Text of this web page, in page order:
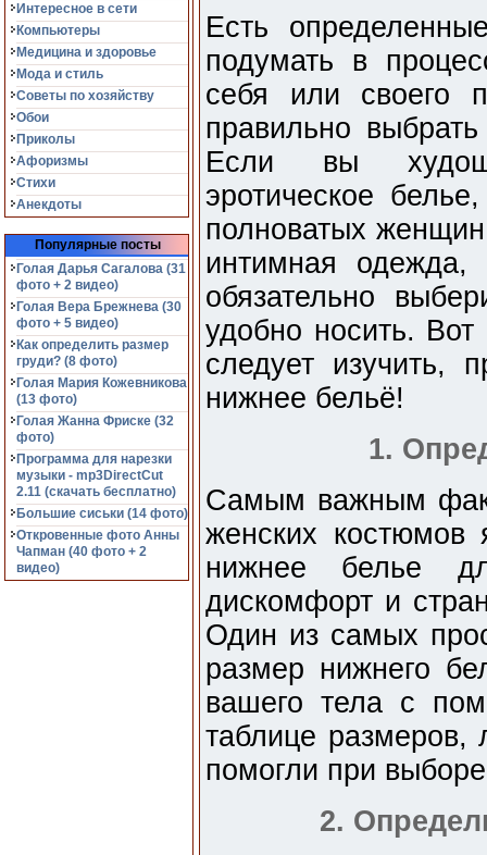
Интересное в сети
Компьютеры
Медицина и здоровье
Мода и стиль
Советы по хозяйству
Обои
Приколы
Афоризмы
Стихи
Анекдоты
Популярные посты
Голая Дарья Сагалова (31
фото + 2 видео)
Голая Вера Брежнева (30
фото + 5 видео)
Как определить размер
груди? (8 фото)
Голая Мария Кожевникова
(13 фото)
Голая Жанна Фриске (32
фото)
Программа для нарезки
музыки - mp3DirectCut
2.11 (cкачать бесплатно)
Большие сиськи (14 фото)
Откровенные фото Анны
Чапман (40 фото + 2
видео)
Есть
подумать в
себя или своего
правильно
Если вы
эротическое
полноватых
интимная
обязательно
удобно носить. Вот
следует изучить,
нижнее бельё!
1.
Самым важным
женских костюмов
нижнее белье
дискомфорт и
Один из самых
размер нижнего
вашего тела с
таблице размеров,
помогли при
2.